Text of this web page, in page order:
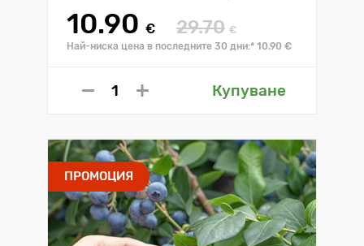
10.90 € 29.70 €
Най-ниска цена в последните 30 дни:* 10.90 €
Купуване
ПРОМОЦИЯ